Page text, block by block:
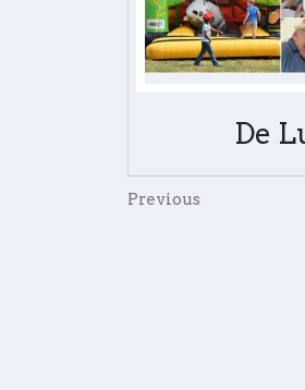
De
Bericht
Previous
Previous